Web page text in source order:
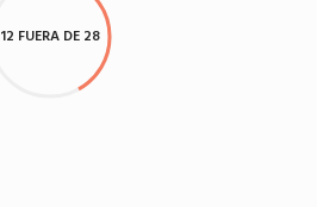
12 FUERA DE 28